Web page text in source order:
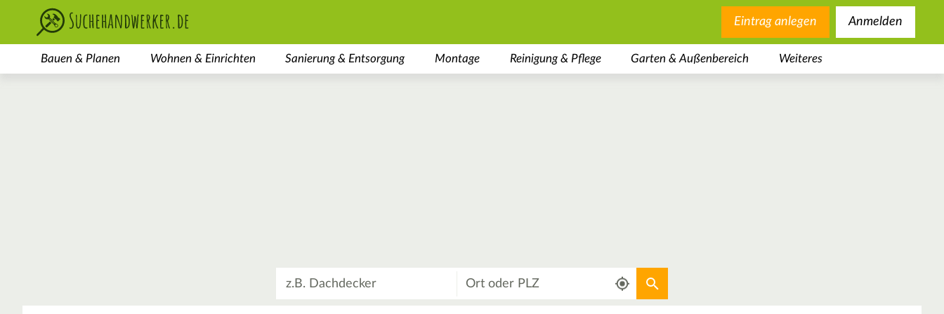
Eintrag anlegen Anmelden
Bauen & Planen Wohnen & Einrichten Sanierung & Entsorgung Montage Reinigung & Pflege Garten & Außenbereich Weiteres
Aktuellen Standort verwenden